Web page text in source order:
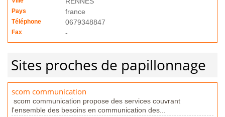
Pays france
Téléphone 0679348847
Fax -
Sites proches de papillonnage
scom communication
scom communication propose des services couvrant
l'ensemble des besoins en communication des...